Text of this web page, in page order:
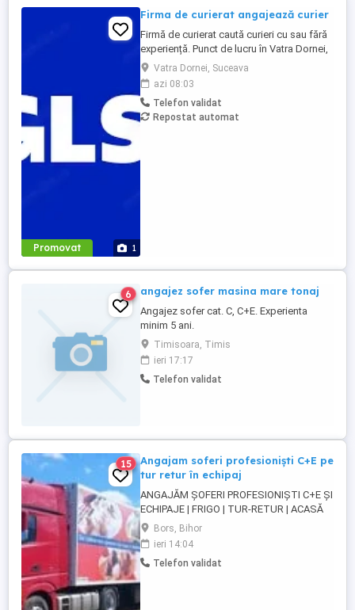
Promovat 1
Firma de curierat angajează curier
Firmă de curierat caută curieri cu sau fără
experiență. Punct de lucru în Vatra Dornei,
jud. Suceava Program de lucru de L - V
Weekend liber. Cerințe: - permis cat. B
obținut cu minim 3 ani în urmă; - studii
medii (liceu); - cazier judiciar fără
antecedente; - punctualitate; - bine
Vatra Dornei, Suceava
azi 08:03
Telefon validat
Repostat automat
6 angajez sofer masina mare tonaj
Angajez sofer cat. C, C+E. Experienta
minim 5 ani.
Timisoara, Timis
ieri 17:17
Telefon validat
15
Angajam soferi profesioniști C+E pe
tur retur în echipaj
ANGAJĂM ȘOFERI PROFESIONIȘTI C+E ȘI
ECHIPAJE | FRIGO | TUR-RETUR | ACASĂ
SĂPTĂMÂNAL | ORADEA Companie de
transport din Oradea angajează șoferi
profesioniști categoria C+E și echipaje
pentru transport internațional pe
Bors, Bihor
ieri 14:04
Telefon validat